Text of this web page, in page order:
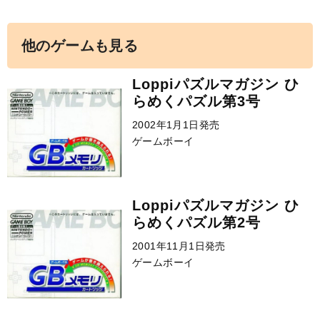
他のゲームも見る
Loppiパズルマガジン ひ
らめくパズル第3号
2002年1月1日発売
ゲームボーイ
Loppiパズルマガジン ひ
らめくパズル第2号
2001年11月1日発売
ゲームボーイ